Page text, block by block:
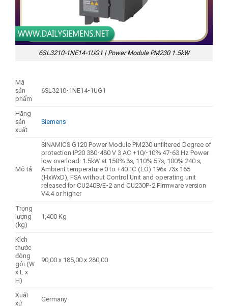
6SL3210-1NE14-1UG1 | Power Module PM230 1.5kW
Mã
sản
phẩm
6SL3210-1NE14-1UG1
Hãng
sản
xuất
Siemens
Mô tả
SINAMICS G120 Power Module PM230 unfiltered Degree of
protection IP20 380-480 V 3 AC +10/-10% 47-63 Hz Power
low overload: 1.5kW at 150% 3s, 110% 57s, 100% 240 s;
Ambient temperature 0 to +40 °C (LO) 196x 73x 165
(HxWxD), FSA without Control Unit and operating unit
released for CU240B/E-2 and CU230P-2 Firmware version
V4.4 or higher
Trọng
lượng
(kg)
1,400 Kg
Kích
thước
đóng
gói (W
x L x
H)
90,00 x 185,00 x 280,00
Xuất
xứ
Germany